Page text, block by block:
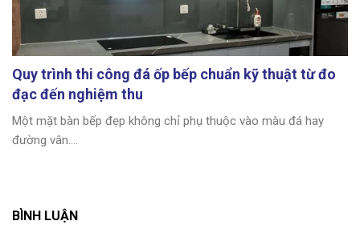
Quy trình thi công đá ốp bếp chuẩn kỹ thuật từ đo
đạc đến nghiệm thu
Một mặt bàn bếp đẹp không chỉ phụ thuộc vào màu đá hay
đường vân....
BÌNH LUẬN